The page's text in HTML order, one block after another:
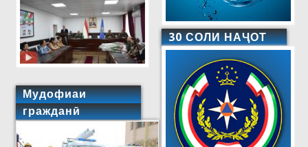
Мудофиаи
гражданӣ
30 СОЛИ НАҶОТ